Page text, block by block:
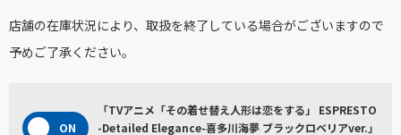
店舗の在庫状況により、取扱を終了している場合がございますので
予めご了承ください。
「TVアニメ「その着せ替え人形は恋をする」 ESPRESTO
-Detailed Elegance-喜多川海夢 ブラックロベリアver.」